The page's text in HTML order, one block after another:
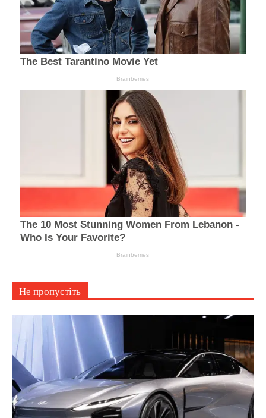
Не пропустіть